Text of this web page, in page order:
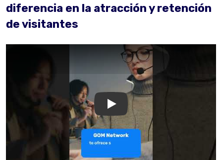
diferencia en la atracción y retención
de visitantes
GOM Network